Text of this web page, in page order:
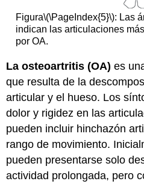
Figura\(\PageIndex{5}\): Las
indican las articulaciones
por OA.
La osteoartritis (OA) es
que resulta de la
articular y el hueso. Los
dolor y rigidez en las
pueden incluir hinchazón
rango de movimiento.
pueden presentarse solo
actividad prolongada, pero